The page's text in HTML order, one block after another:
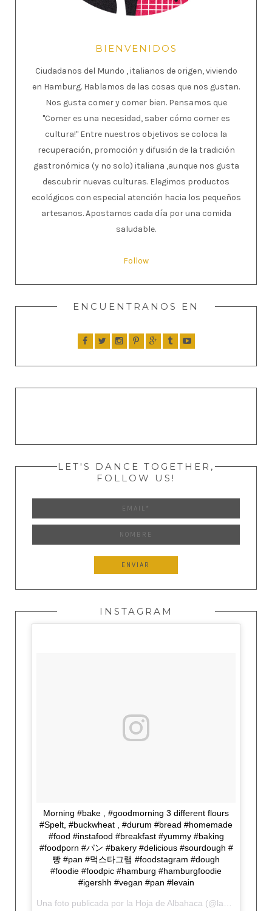
BIENVENIDOS
Ciudadanos del Mundo , italianos de origen, viviendo
en Hamburg. Hablamos de las cosas que nos gustan.
Nos gusta comer y comer bien. Pensamos que
"Comer es una necesidad, saber cómo comer es
cultura!" Entre nuestros objetivos se coloca la
recuperación, promoción y difusión de la tradición
gastronómica (y no solo) italiana ,aunque nos gusta
descubrir nuevas culturas. Elegimos productos
ecológicos con especial atención hacia los pequeños
artesanos. Apostamos cada día por una comida
saludable.
Follow
ENCUENTRANOS EN
LET'S DANCE TOGETHER,
FOLLOW US!
INSTAGRAM
Morning #bake , #goodmorning 3 different flours
#Spelt, #buckwheat , #durum #bread #homemade
#food #instafood #breakfast #yummy #baking
#foodporn #パン #bakery #delicious #sourdough #
빵 #pan #먹스타그램 #foodstagram #dough
#foodie #foodpic #hamburg #hamburgfoodie
#igershh #vegan #pan #levain